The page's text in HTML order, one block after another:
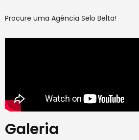
Procure uma Agência Selo Belta!
Galeria